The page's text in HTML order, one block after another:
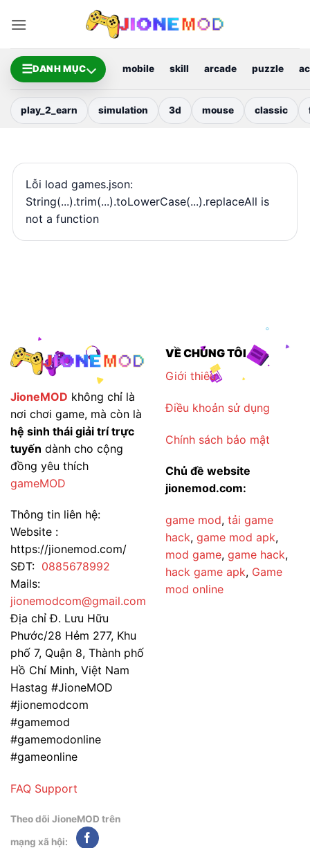
qua
dung
☰DANH MỤC mobile skill arcade puzzle
play_2_earn simulation 3d mouse classic
Lỗi load games.json:
String(...).trim(...).toLowerCase(...).replaceAll is
not a function
JioneMOD không chỉ là
nơi chơi game, mà còn là
hệ sinh thái giải trí trực
tuyến dành cho cộng
đồng yêu thích
gameMOD
Thông tin liên hệ:
Website :
https://jionemod.com/
SĐT: 0885678992
Mails:
jionemodcom@gmail.com
Địa chỉ Đ. Lưu Hữu
Phước/28 Hẻm 277, Khu
phố 7, Quận 8, Thành phố
Hồ Chí Minh, Việt Nam
Hastag #JioneMOD
#jionemodcom
#gamemod
#gamemodonline
#gameonline
FAQ Support
Theo dõi JioneMOD trên
mạng xã hội:
VỀ CHÚNG TÔI
Giới thiêu
Điều khoản sử dụng
Chính sách bảo mật
Chủ đề website
jionemod.com:
game mod, tải game
hack, game mod apk,
mod game, game hack,
hack game apk, Game
mod online